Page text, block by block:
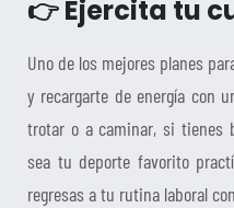
👉 Ejercita tu
Uno de los mejores planes
y recargarte de energía con
trotar o a caminar, si tienes
sea tu deporte favorito
regresas a tu rutina laboral